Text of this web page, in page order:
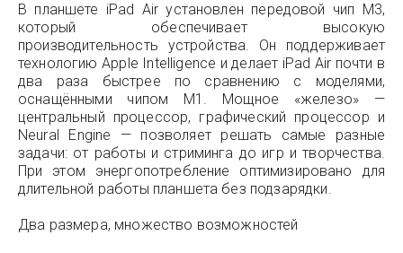
В планшете iPad Air установлен передовой чип M3,
который обеспечивает высокую
производительность устройства. Он поддерживает
технологию Apple Intelligence и делает iPad Air почти в
два раза быстрее по сравнению с моделями,
оснащёнными чипом M1. Мощное «железо» —
центральный процессор, графический процессор и
Neural Engine — позволяет решать самые разные
задачи: от работы и стриминга до игр и творчества.
При этом энергопотребление оптимизировано для
длительной работы планшета без подзарядки.
Два размера, множество возможностей